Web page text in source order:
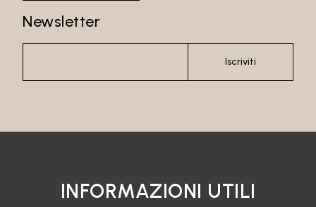
Newsletter
Iscriviti
INFORMAZIONI UTILI